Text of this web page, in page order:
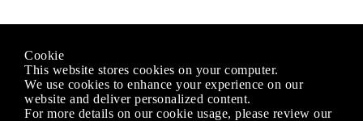
Cookie
This website stores cookies on your computer.
We use cookies to enhance your experience on our
website and deliver personalized content.
For more details on our cookie usage, please review our